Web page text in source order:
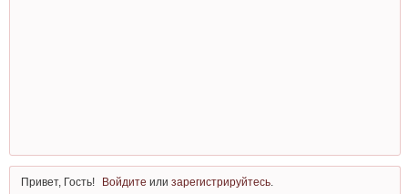
Привет, Гость! Войдите илизарегистрируйтесь